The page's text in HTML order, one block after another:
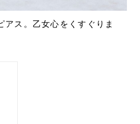
アス。乙女心をくすぐりま